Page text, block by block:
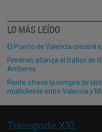
LO MÁS LEÍDO
El Puerto de Valencia crecerá
Finnlines afianza el tráfico de
Amberes
Renfe ofrece la compra de
multicliente entre Valencia y
Transporte XXI